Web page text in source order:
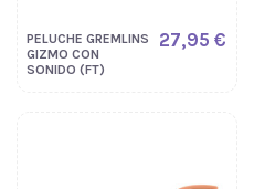
PELUCHE GREMLINS
GIZMO CON
SONIDO (FT)
27,95 €